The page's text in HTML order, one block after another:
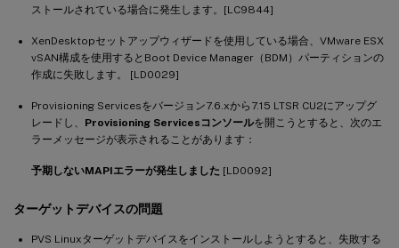
ストールされている場合に発生します。[LC9844]
XenDesktopセットアップウィザードを使用している場合、VMware ESX
vSAN構成を使用するとBoot Device Manager（BDM）パーティションの
作成に失敗します。 [LD0029]
Provisioning Servicesをバージョン7.6.xから7.15 LTSR CU2にアップグ
レードし、 Provisioning Servicesコンソールを開こうとすると、次のエ
ラーメッセージが表示されることがあります：
予期しないMAPIエラーが発生しました [LD0092]
ターゲットデバイスの問題
PVS Linuxターゲットデバイスをインストールしようとすると、失敗する